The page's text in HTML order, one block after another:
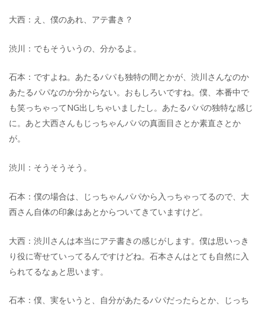
大西：え、僕のあれ、アテ書き？
渋川：でもそういうの、分かるよ。
石本：ですよね。あたるパパも独特の間とかが、渋川さんなのか
あたるパパなのか分からない。おもしろいですね。僕、本番中で
も笑っちゃってNG出しちゃいましたし。あたるパパの独特な感じ
に。あと大西さんもじっちゃんパパの真面目さとか素直さとか
が。
渋川：そうそうそう。
石本：僕の場合は、じっちゃんパパから入っちゃってるので、大
西さん自体の印象はあとからついてきていますけど。
大西：渋川さんは本当にアテ書きの感じがします。僕は思いっき
り役に寄せていってるんですけどね。石本さんはとても自然に入
られてるなぁと思います。
石本：僕、実をいうと、自分があたるパパだったらとか、じっち